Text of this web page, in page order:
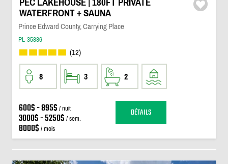
PEC LAKEHOUSE | 180FT PRIVATE
WATERFRONT + SAUNA
Prince Edward County, Carrying Place
PL-35886
(12)
8 3 2
600$ - 895$ / nuit
3000$ - 5250$ / sem.
8000$ / mois
DÉTAILS